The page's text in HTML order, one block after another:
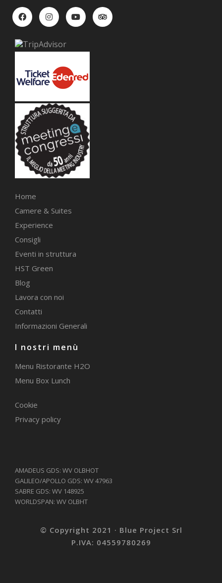
Home
Camere & Suites
Experience
Consigli
Eventi in struttura
HST Green
Blog
Lavora con noi
Contatti
Informazioni Generali
I nostri menù
Menu Ristorante H2O
Menu Box Lunch
Cookie
Privacy policy
AMADEUS GDS: WV OLBHOT
GALILEO/APOLLO GDS: WV 47963
SABRE GDS: WV 148925
WORLDSPAN: WV OLBHT
© Copyright 2021 · Blue Project Srl
P.IVA: 04559780269